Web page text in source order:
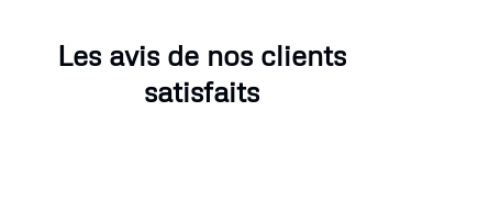
Les avis de nos clients
satisfaits